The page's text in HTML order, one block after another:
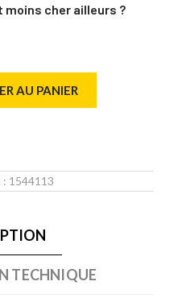
moins cher ailleurs ?
AU PANIER
: 1544113
TECHNIQUE